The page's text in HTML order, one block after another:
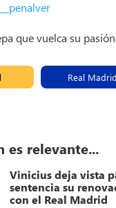
que vuelca su
Real Madrid
es relevante...
Vinicius deja vista
sentencia su
con el Real Madrid